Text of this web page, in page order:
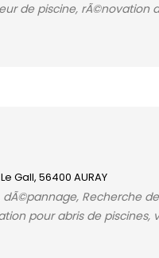
de piscine, rÃ©novation
Gall, 56400 AURAY
Recherche
pour abris de